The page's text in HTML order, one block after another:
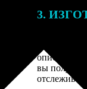
3.
описанием
вы